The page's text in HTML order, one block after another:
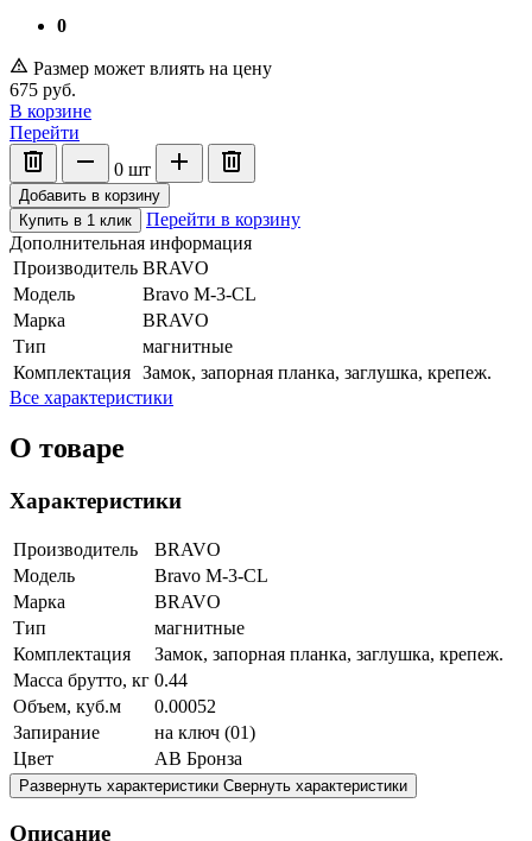
0
Размер может влиять на цену
675 руб.
В корзине
Перейти
0 шт
Добавить в корзину
Купить в 1 клик
Перейти в корзину
Дополнительная информация
Производитель BRAVO
Модель
Bravo M-3-CL
Марка
BRAVO
Тип
магнитные
Комплектация Замок, запорная планка, заглушка, крепеж.
Все характеристики
О товаре
Характеристики
Производитель
BRAVO
Модель
Bravo M-3-CL
Марка
BRAVO
Тип
магнитные
Комплектация
Замок, запорная планка, заглушка, крепеж.
Масса брутто, кг 0.44
Объем, куб.м
0.00052
Запирание
на ключ (01)
Цвет
AB Бронза
Развернуть характеристики Свернуть характеристики
Описание